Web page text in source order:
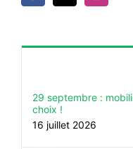
29 septembre :
choix !
16 juillet 2026